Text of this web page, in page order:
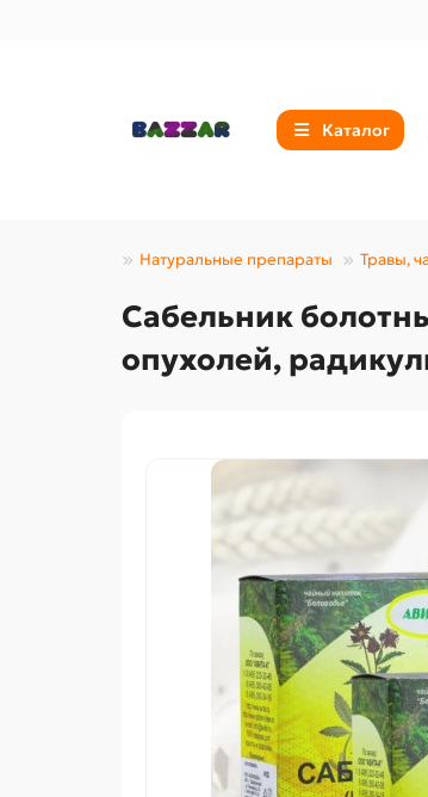
Каталог
Натуральные препараты Травы,
Сабельник
опухолей,